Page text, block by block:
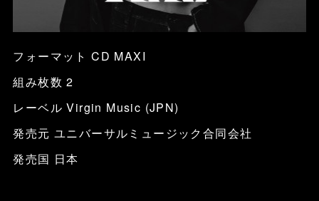
フォーマット CD MAXI
組み枚数 2
レーベル Virgin Music (JPN)
発売元 ユニバーサルミュージック合同会社
発売国 日本